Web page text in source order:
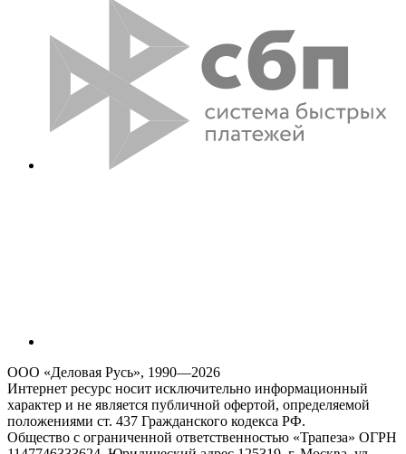
ООО «Деловая Русь», 1990—2026
Интернет ресурс носит исключительно информационный
характер и не является публичной офертой, определяемой
положениями ст. 437 Гражданского кодекса РФ.
Общество с ограниченной ответственностью «Трапеза» ОГРН